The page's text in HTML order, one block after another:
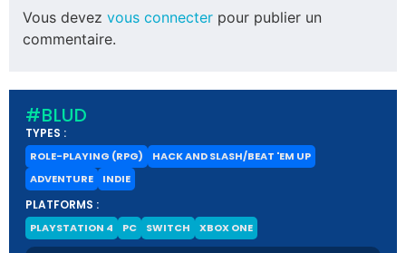
Vous devez vous connecter pour publier un
commentaire.
#BLUD
TYPES :
ROLE-PLAYING (RPG)
HACK AND SLASH/BEAT 'EM UP
ADVENTURE
INDIE
PLATFORMS :
PLAYSTATION 4 PC SWITCH XBOX ONE